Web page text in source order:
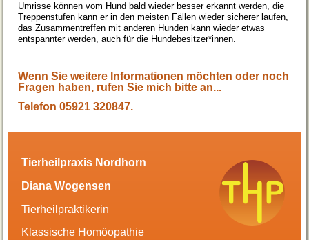
Umrisse können vom Hund bald wieder besser erkannt werden, die
Treppenstufen kann er in den meisten Fällen wieder sicherer laufen,
das Zusammentreffen mit anderen Hunden kann wieder etwas
entspannter werden, auch für die Hundebesitzer*innen.
Wenn Sie weitere Informationen möchten oder noch
Fragen haben, rufen Sie mich bitte an...
Telefon 05921 320847.
Tierheilpraxis Nordhorn
Diana Wogensen
Tierheilpraktikerin
Klassische Homöopathie